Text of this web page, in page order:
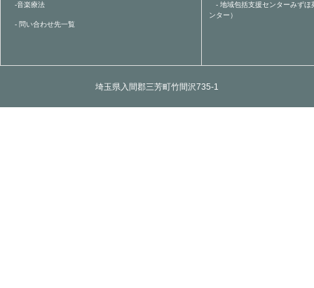
-音楽療法
- 問い合わせ先一覧
- 地域包括支援センターみずほ
ンター）
埼玉県入間郡三芳町竹間沢735-1